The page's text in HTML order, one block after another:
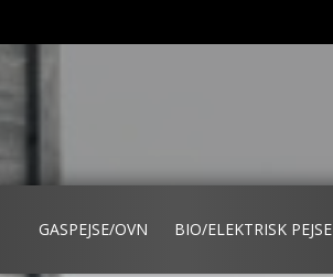
GASPEJSE/OVN BIO/ELEKTRISK PEJSE